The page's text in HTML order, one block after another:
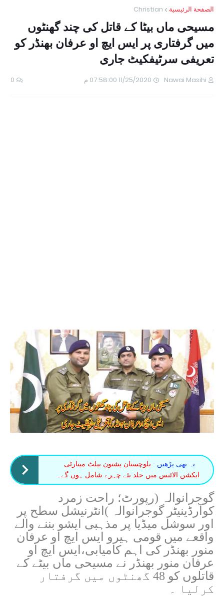
الصفحة الرئيسية Christian
مسیحی ماں بیٹا کے قاتل کی چند گھنٹوں
میں گرفتاری پر ایس ایچ او عرفان بھنڈر کو
تعریفی سرٹیفکیٹ جاری
Nawai Masihi 11/25/2020 07:58:00 م 0
یہ بھی پڑھیں : بلوچستان پشتون بیلٹ مینارٹی
ایکشن الائنس میں جلد نئے چہرے شامل ہوں گے۔
گوجرانوالہ (رپورٹ؛ راحت زمرد
کوآرڈینیٹر گوجرانوالہ )انٹرنیشل سطح پر
اور سوشل میڈیا پر مذہبی ایشو بننے والے
واقعے میں قومی ہیرو ایس ایچ او عرفان
منور بھنڈر کی اہم کامیابی،ایس ایچ او
عرفان منور بھنڈر نے مسیحی ماں بیٹے کے
قاتلوں کو 48 گھنٹوں میں گرفتار
کرلیا ۔